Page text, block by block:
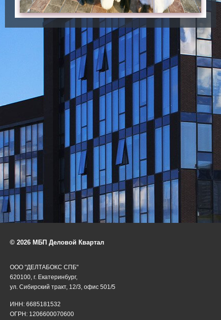
© 2026 МБП Деловой Квартал
ООО "ДЕЛТАБОКС СПБ"
620100, г. Екатеринбург,
ул. Сибирский тракт, 12/3, офис 501/5
ИНН: 6685181532
ОГРН: 1206600070600